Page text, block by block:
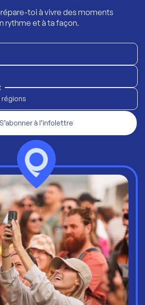
toi à vivre des moments
rythme et à ta façon.
S’abonner à l’infolettre